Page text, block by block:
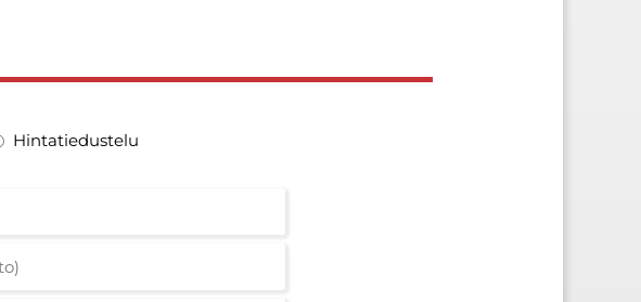
Hintatiedustelu